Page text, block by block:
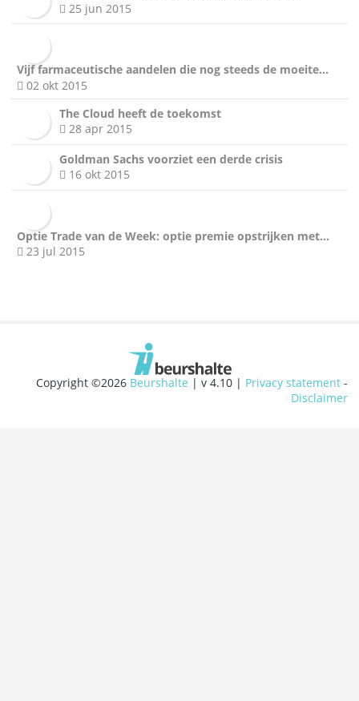
25 jun 2015
Vijf farmaceutische aandelen die nog steeds de moeite…
02 okt 2015
The Cloud heeft de toekomst
28 apr 2015
Goldman Sachs voorziet een derde crisis
16 okt 2015
Optie Trade van de Week: optie premie opstrijken met…
23 jul 2015
Copyright ©2026 Beurshalte | v 4.10 | Privacy statement -
Disclaimer